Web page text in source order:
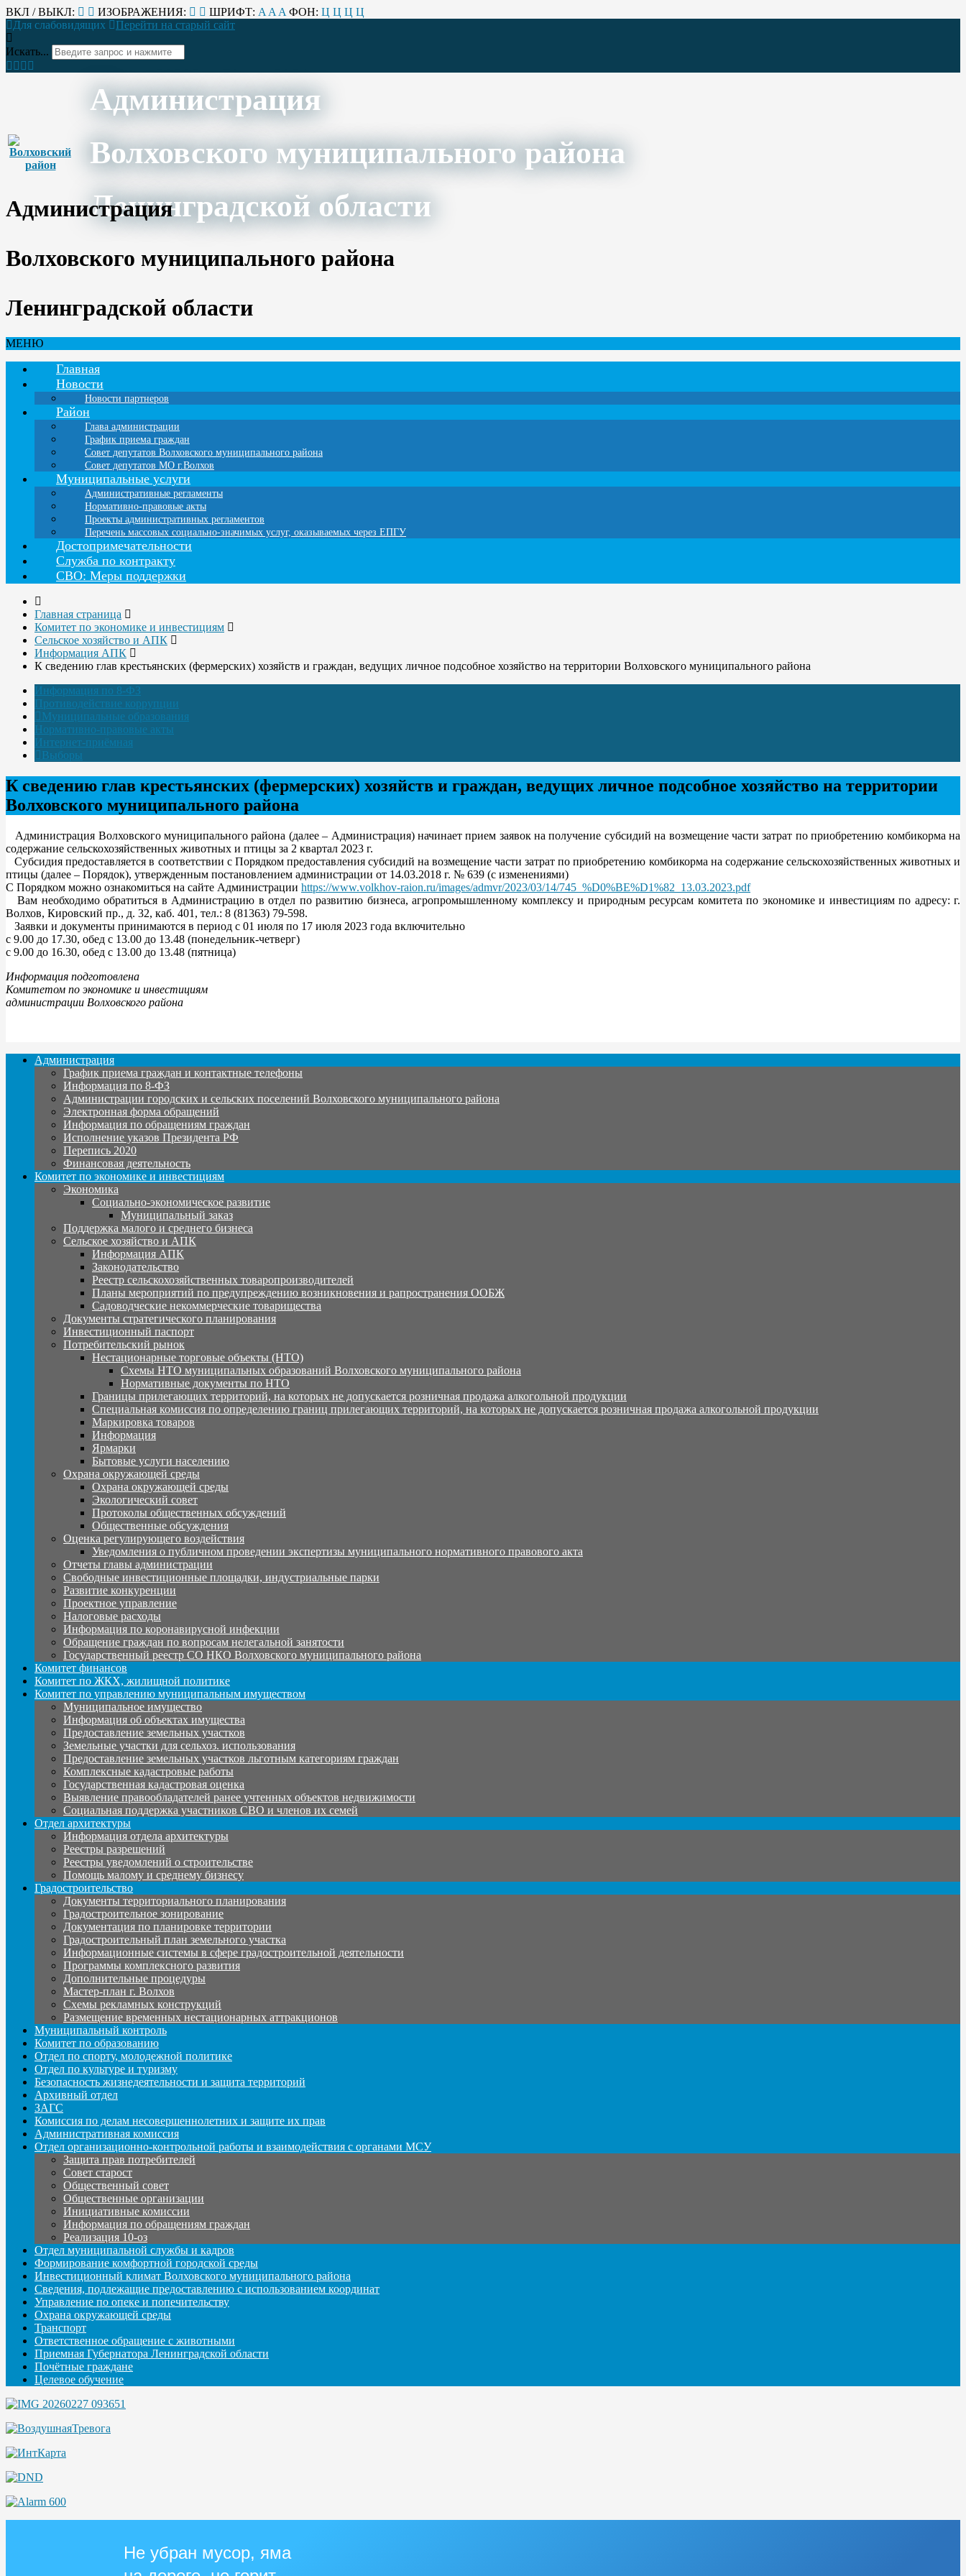
ВКЛ / ВЫКЛ: ИЗОБРАЖЕНИЯ: ШРИФТ: A A A ФОН: Ц Ц Ц Ц
Для слабовидящих
Перейти на старый сайт
Искать...
Администрация
Волховского муниципального района
Ленинградской области
Администрация
Волховского муниципального района
Ленинградской области
МЕНЮ
Главная
Новости
Новости партнеров
Район
Глава администрации
График приема граждан
Совет депутатов Волховского муниципального района
Совет депутатов МО г.Волхов
Муниципальные услуги
Административные регламенты
Нормативно-правовые акты
Проекты административных регламентов
Перечень массовых социально-значимых услуг, оказываемых через ЕПГУ
Достопримечательности
Служба по контракту
СВО: Меры поддержки
Главная страница
Комитет по экономике и инвестициям
Сельское хозяйство и АПК
Информация АПК
К сведению глав крестьянских (фермерских) хозяйств и граждан, ведущих личное подсобное хозяйство на территории Волховского муниципального района
Информация по 8-ФЗ
Противодействие коррупции
Муниципальные образования
Нормативно-правовые акты
Интернет-приёмная
Выборы
К сведению глав крестьянских (фермерских) хозяйств и граждан, ведущих личное подсобное хозяйство на территории
Волховского муниципального района
Администрация Волховского муниципального района (далее – Администрация) начинает прием заявок на получение субсидий на возмещение части затрат по приобретению комбикорма на
содержание сельскохозяйственных животных и птицы за 2 квартал 2023 г.
Субсидия предоставляется в соответствии с Порядком предоставления субсидий на возмещение части затрат по приобретению комбикорма на содержание сельскохозяйственных животных и
птицы (далее – Порядок), утвержденным постановлением администрации от 14.03.2018 г. № 639 (с изменениями)
С Порядком можно ознакомиться на сайте Администрации https://www.volkhov-raion.ru/images/admvr/2023/03/14/745_%D0%BE%D1%82_13.03.2023.pdf
Вам необходимо обратиться в Администрацию в отдел по развитию бизнеса, агропромышленному комплексу и природным ресурсам комитета по экономике и инвестициям по адресу: г.
Волхов, Кировский пр., д. 32, каб. 401, тел.: 8 (81363) 79-598.
Заявки и документы принимаются в период с 01 июля по 17 июля 2023 года включительно
с 9.00 до 17.30, обед с 13.00 до 13.48 (понедельник-четверг)
с 9.00 до 16.30, обед с 13.00 до 13.48 (пятница)
Информация подготовлена
Комитетом по экономике и инвестициям
администрации Волховского района
Администрация
График приема граждан и контактные телефоны
Информация по 8-ФЗ
Администрации городских и сельских поселений Волховского муниципального района
Электронная форма обращений
Информация по обращениям граждан
Исполнение указов Президента РФ
Перепись 2020
Финансовая деятельность
Комитет по экономике и инвестициям
Экономика
Социально-экономическое развитие
Муниципальный заказ
Поддержка малого и среднего бизнеса
Сельское хозяйство и АПК
Информация АПК
Законодательство
Реестр сельскохозяйственных товаропроизводителей
Планы мероприятий по предупреждению возникновения и рапространения ООБЖ
Садоводческие некоммерческие товарищества
Документы стратегического планирования
Инвестиционный паспорт
Потребительский рынок
Нестационарные торговые объекты (НТО)
Схемы НТО муниципальных образований Волховского муниципального района
Нормативные документы по НТО
Границы прилегающих территорий, на которых не допускается розничная продажа алкогольной продукции
Специальная комиссия по определению границ прилегающих территорий, на которых не допускается розничная продажа алкогольной продукции
Маркировка товаров
Информация
Ярмарки
Бытовые услуги населению
Охрана окружающей среды
Охрана окружающей среды
Экологический совет
Протоколы общественных обсуждений
Общественные обсуждения
Оценка регулирующего воздействия
Уведомления о публичном проведении экспертизы муниципального нормативного правового акта
Отчеты главы администрации
Свободные инвестиционные площадки, индустриальные парки
Развитие конкуренции
Проектное управление
Налоговые расходы
Информация по коронавирусной инфекции
Обращение граждан по вопросам нелегальной занятости
Государственный реестр СО НКО Волховского муниципального района
Комитет финансов
Комитет по ЖКХ, жилищной политике
Комитет по управлению муниципальным имуществом
Муниципальное имущество
Информация об объектах имущества
Предоставление земельных участков
Земельные участки для сельхоз. использования
Предоставление земельных участков льготным категориям граждан
Комплексные кадастровые работы
Государственная кадастровая оценка
Выявление правообладателей ранее учтенных объектов недвижимости
Социальная поддержка участников СВО и членов их семей
Отдел архитектуры
Информация отдела архитектуры
Реестры разрешений
Реестры уведомлений о строительстве
Помощь малому и среднему бизнесу
Градостроительство
Документы территориального планирования
Градостроительное зонирование
Документация по планировке территории
Градостроительный план земельного участка
Информационные системы в сфере градостроительной деятельности
Программы комплексного развития
Дополнительные процедуры
Мастер-план г. Волхов
Схемы рекламных конструкций
Размещение временных нестационарных аттракционов
Муниципальный контроль
Комитет по образованию
Отдел по спорту, молодежной политике
Отдел по культуре и туризму
Безопасность жизнедеятельности и защита территорий
Архивный отдел
ЗАГС
Комиссия по делам несовершеннолетних и защите их прав
Административная комиссия
Отдел организационно-контрольной работы и взаимодействия с органами МСУ
Защита прав потребителей
Совет старост
Общественный совет
Общественные организации
Инициативные комиссии
Информация по обращениям граждан
Реализация 10-оз
Отдел муниципальной службы и кадров
Формирование комфортной городской среды
Инвестиционный климат Волховского муниципального района
Сведения, подлежащие предоставлению с использованием координат
Управление по опеке и попечительству
Охрана окружающей среды
Транспорт
Ответственное обращение с животными
Приемная Губернатора Ленинградской области
Почётные граждане
Целевое обучение
Не убран мусор, яма